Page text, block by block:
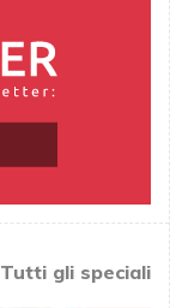
Tutti gli speciali